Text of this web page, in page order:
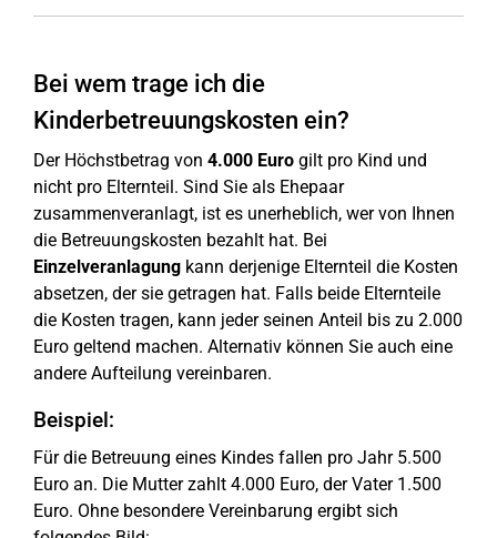
Bei wem trage ich die
Kinderbetreuungskosten ein?
Der Höchstbetrag von 4.000 Euro gilt pro Kind und
nicht pro Elternteil. Sind Sie als Ehepaar
zusammenveranlagt, ist es unerheblich, wer von Ihnen
die Betreuungskosten bezahlt hat. Bei
Einzelveranlagung kann derjenige Elternteil die Kosten
absetzen, der sie getragen hat. Falls beide Elternteile
die Kosten tragen, kann jeder seinen Anteil bis zu 2.000
Euro geltend machen. Alternativ können Sie auch eine
andere Aufteilung vereinbaren.
Beispiel:
Für die Betreuung eines Kindes fallen pro Jahr 5.500
Euro an. Die Mutter zahlt 4.000 Euro, der Vater 1.500
Euro. Ohne besondere Vereinbarung ergibt sich